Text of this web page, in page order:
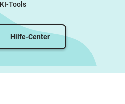
KI-Tools
Hilfe-Center